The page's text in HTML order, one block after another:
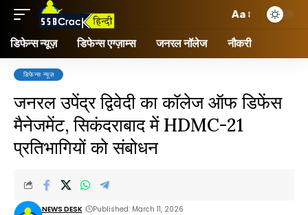
Aa
डिफेन्स न्यूज़ डिफेन्स एग्ज़ाम्स जनरल नॉलेज नौकरी
डिफेन्स न्यूज़
जनरल उपेंद्र द्विवेदी का कॉलेज ऑफ डिफेंस
मैनेजमेंट, सिकंदराबाद में HDMC-21
प्रतिभागियों को संबोधन
NEWS DESK Published: March 11, 2026